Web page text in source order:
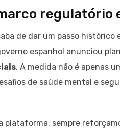
regulatório
de dar um passo
espanhol anunciou
. A medida não é apenas
de saúde mental e
plataforma, sempre